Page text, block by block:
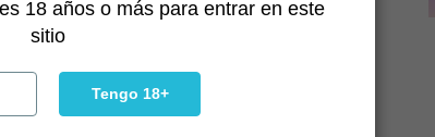
33,82 €
18 años o más para entrar en este
sitio
Tengo 18+